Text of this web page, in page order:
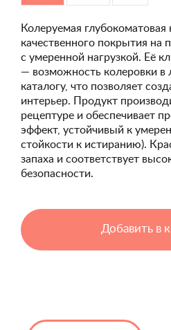
Колеруемая глубокоматовая
качественного покрытия на
с умеренной нагрузкой. Её
— возможность колеровки в
каталогу, что позволяет
интерьер. Продукт
рецептуре и обеспечивает
эффект, устойчивый к
стойкости к истиранию).
запаха и соответствует
безопасности.
Добавить в